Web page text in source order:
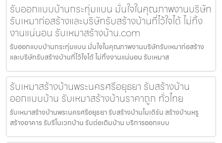
รับออกแบบบ้านกระทุ่มแบน มั่นใจในคุณภาพงานบริษัท
รับเหมาก่อสร้างและบริษัทรับสร้างบ้านที่ไว้ใจได้ ไม่ทิ้ง
งานแน่นอน รับเหมาสร้างบ้าน.com
รับออกแบบบ้านกระทุ่มแบน มั่นใจในคุณภาพงานบริษัทรับเหมาก่อสร้าง
และบริษัทรับสร้างบ้านที่ไว้ใจได้ ไม่ทิ้งงานแน่นอน รับเหมาส
รับเหมาสร้างบ้านพระนครศรีอยุธยา รับสร้างบ้าน
ออกแบบบ้าน รับเหมาสร้างบ้านราคาถูก ทั่วไทย
รับเหมาสร้างบ้านพระนครศรีอยุธยา รับสร้างบ้านโมเดิร์น สร้างบ้านหรู
สร้างอาคาร รับรีโนเวทบ้าน รับต่อเติมบ้าน บริการออกแบบ